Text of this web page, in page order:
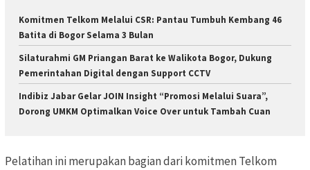
Komitmen Telkom Melalui CSR: Pantau Tumbuh Kembang 46
Batita di Bogor Selama 3 Bulan
Silaturahmi GM Priangan Barat ke Walikota Bogor, Dukung
Pemerintahan Digital dengan Support CCTV
Indibiz Jabar Gelar JOIN Insight “Promosi Melalui Suara”,
Dorong UMKM Optimalkan Voice Over untuk Tambah Cuan
Pelatihan ini merupakan bagian dari komitmen Telkom